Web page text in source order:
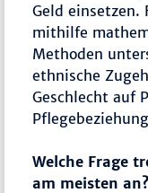
Geld einsetzen.
mithilfe
Methoden
ethnische
Geschlecht auf
Welche Frage
am meisten an?